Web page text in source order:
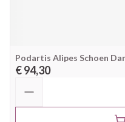
Podartis Alipes Schoen
€ 94,30